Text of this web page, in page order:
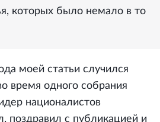
которых было немало в то
моей статьи случился
время одного собрания
националистов
поздравил с публикацией и